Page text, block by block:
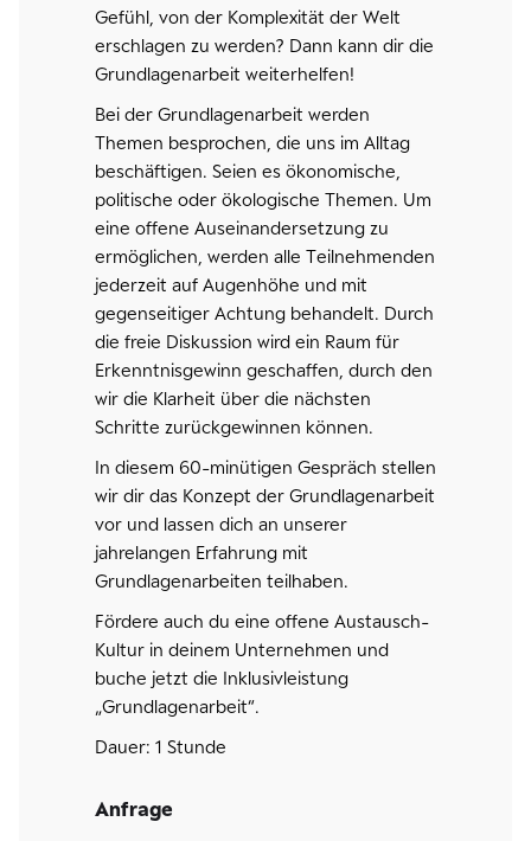
Gefühl, von der Komplexität der Welt
erschlagen zu werden? Dann kann dir die
Grundlagenarbeit weiterhelfen!
Bei der Grundlagenarbeit werden
Themen besprochen, die uns im Alltag
beschäftigen. Seien es ökonomische,
politische oder ökologische Themen. Um
eine offene Auseinandersetzung zu
ermöglichen, werden alle Teilnehmenden
jederzeit auf Augenhöhe und mit
gegenseitiger Achtung behandelt. Durch
die freie Diskussion wird ein Raum für
Erkenntnisgewinn geschaffen, durch den
wir die Klarheit über die nächsten
Schritte zurückgewinnen können.
In diesem 60-minütigen Gespräch stellen
wir dir das Konzept der Grundlagenarbeit
vor und lassen dich an unserer
jahrelangen Erfahrung mit
Grundlagenarbeiten teilhaben.
Fördere auch du eine offene Austausch-
Kultur in deinem Unternehmen und
buche jetzt die Inklusivleistung
„Grundlagenarbeit“.
Dauer: 1 Stunde
Anfrage